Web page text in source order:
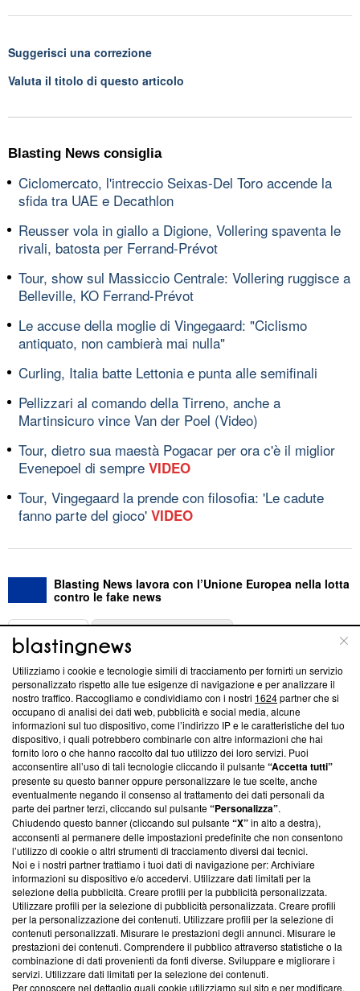
Suggerisci una correzione
Valuta il titolo di questo articolo
Blasting News consiglia
Ciclomercato, l'intreccio Seixas-Del Toro accende la
sfida tra UAE e Decathlon
Reusser vola in giallo a Digione, Vollering spaventa le
rivali, batosta per Ferrand-Prévot
Tour, show sul Massiccio Centrale: Vollering ruggisce a
Belleville, KO Ferrand-Prévot
Le accuse della moglie di Vingegaard: "Ciclismo
antiquato, non cambierà mai nulla"
Curling, Italia batte Lettonia e punta alle semifinali
Pellizzari al comando della Tirreno, anche a
Martinsicuro vince Van der Poel (Video)
Tour, dietro sua maestà Pogacar per ora c'è il miglior
Evenepoel di sempre VIDEO
Tour, Vingegaard la prende con filosofia: 'Le cadute
fanno parte del gioco' VIDEO
Blasting News lavora con l’Unione Europea nella lotta
contro le fake news
ABOUT
Questa sezione offre informazioni trasparenti su Blasting
News, sui nostri processi editoriali e su come ci impegniamo a
creare news di qualità. Inoltre, afferma la nostra aderenza a
‘Trust Project - News with Integrity’Blasting News non è
ancora membro del programma, ma ha richiesto di farne
parte; Trust Project non ha ancora effettuato una verifica di
conformità agli standard.
Su di noi
Team editoriale
Corporate
Redazione
Informativa Privacy
Cookie Policy
Blasting SA, IDI CHE-247.845.224, Via Carlo Frasca, 3 - 6900
Utilizziamo i cookie e tecnologie simili di tracciamento per fornirti un servizio
personalizzato rispetto alle tue esigenze di navigazione e per analizzare il
nostro traffico. Raccogliamo e condividiamo con i nostri 1624partner che si
occupano di analisi dei dati web, pubblicità e social media, alcune
informazioni sul tuo dispositivo, come l’indirizzo IP e le caratteristiche del tuo
dispositivo, i quali potrebbero combinarle con altre informazioni che hai
fornito loro o che hanno raccolto dal tuo utilizzo dei loro servizi. Puoi
acconsentire all’uso di tali tecnologie cliccando il pulsante“Accetta tutti”
presente su questo banner oppure personalizzare le tue scelte, anche
eventualmente negando il consenso al trattamento dei dati personali da
parte dei partner terzi, cliccando sul pulsante“Personalizza”.
Chiudendo questo banner (cliccando sul pulsante“X”in alto a destra),
acconsenti al permanere delle impostazioni predefinite che non consentono
l’utilizzo di cookie o altri strumenti di tracciamento diversi dai tecnici.
Noi e i nostri partner trattiamo i tuoi dati di navigazione per: Archiviare
informazioni su dispositivo e/o accedervi. Utilizzare dati limitati per la
selezione della pubblicità. Creare profili per la pubblicità personalizzata.
Utilizzare profili per la selezione di pubblicità personalizzata. Creare profili
per la personalizzazione dei contenuti. Utilizzare profili per la selezione di
contenuti personalizzati. Misurare le prestazioni degli annunci. Misurare le
prestazioni dei contenuti. Comprendere il pubblico attraverso statistiche o la
combinazione di dati provenienti da fonti diverse. Sviluppare e migliorare i
servizi. Utilizzare dati limitati per la selezione dei contenuti.
Per conoscere nel dettaglio quali cookie utilizziamo sul sito e per modificare,